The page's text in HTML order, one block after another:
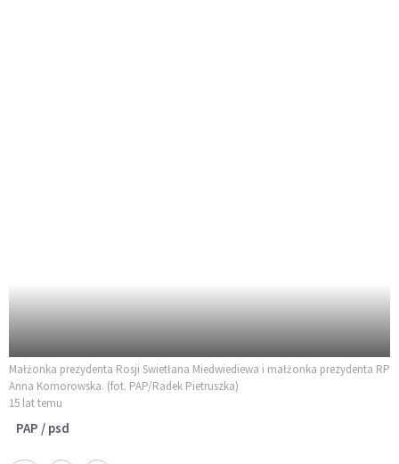
Małżonka prezydenta Rosji Swietłana Miedwiediewa i małżonka prezydenta RP
Anna Komorowska. (fot. PAP/Radek Pietruszka)
15 lat temu
PAP / psd